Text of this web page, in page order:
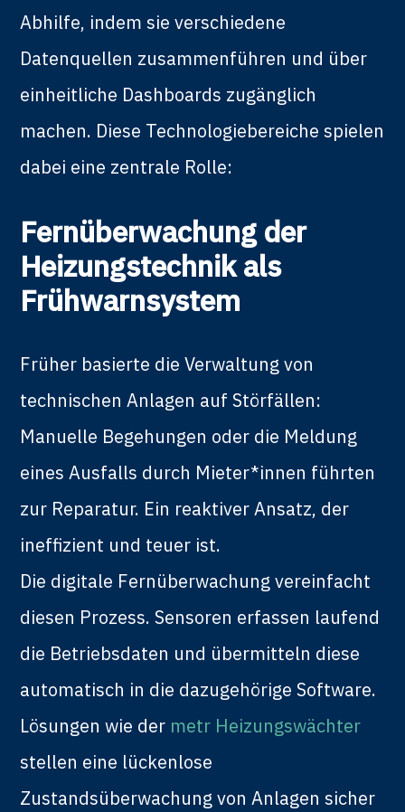
Abhilfe, indem sie verschiedene
Datenquellen zusammenführen und über
einheitliche Dashboards zugänglich
machen. Diese Technologiebereiche spielen
dabei eine zentrale Rolle:
Fernüberwachung der
Heizungstechnik als
Frühwarnsystem
Früher basierte die Verwaltung von
technischen Anlagen auf Störfällen:
Manuelle Begehungen oder die Meldung
eines Ausfalls durch Mieter*innen führten
zur Reparatur. Ein reaktiver Ansatz, der
ineffizient und teuer ist.
Die digitale Fernüberwachung vereinfacht
diesen Prozess. Sensoren erfassen laufend
die Betriebsdaten und übermitteln diese
automatisch in die dazugehörige Software.
Lösungen wie der metr Heizungswächter
stellen eine lückenlose
Zustandsüberwachung von Anlagen sicher